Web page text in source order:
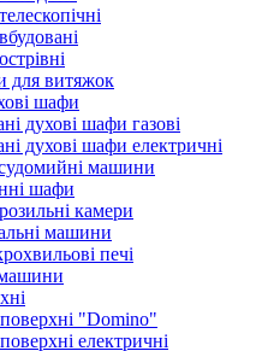
для витяжок
шафи
духові шафи газові
духові шафи електричні
машини
шафи
камери
машини
печі
"Domino"
електричні